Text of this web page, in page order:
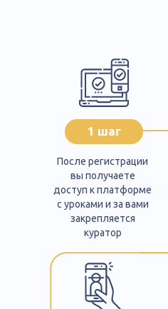
После регистрации
вы получаете
доступ к платформе
с уроками и за вами
закрепляется
куратор
1 шаг